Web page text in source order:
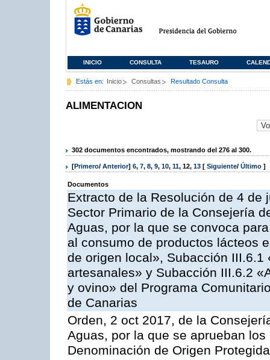
INICIO CONSULTA TESAURO
Estás en: Inicio Consultas Resultado Consulta
ALIMENTACION
302 documentos encontrados, mostrando del 276 al 300.
[Primero/ Anterior] 6, 7, 8, 9, 10, 11, 12, 13 [ Siguiente/ Último ]
Documentos
Extracto de la Resolución de 4
Sector Primario de la Consejería
Aguas, por la que se convoca
al consumo de productos lácteos
de origen local», Subacción
artesanales» y Subacción III.6.2
y ovino» del Programa
de Canarias
Orden, 2 oct 2017, de la
Aguas, por la que se aprueban
Denominación de Origen